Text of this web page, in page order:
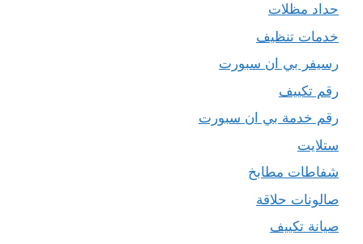
حداد مظلات
خدمات تنظيف
رسيفر بي ان سبورت
رقم تكييف
رقم خدمة بي ان سبورت
ستلايت
شفاطات مطابخ
صالونات حلاقة
صيانة تكييف